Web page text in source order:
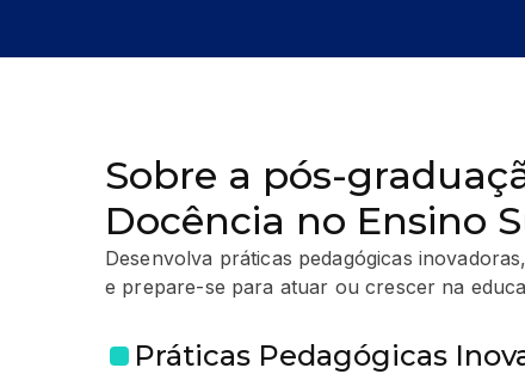
Sobre a pós-
Docência no Ensino
Desenvolva práticas pedagógicas
e prepare-se para atuar ou crescer na
Práticas Pedagógicas